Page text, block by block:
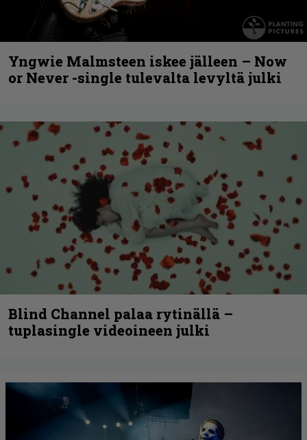
Yngwie Malmsteen iskee jälleen – Now
or Never -single tulevalta levyltä julki
Blind Channel palaa rytinällä –
tuplasingle videoineen julki